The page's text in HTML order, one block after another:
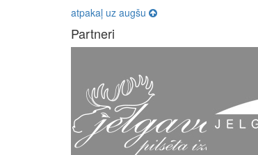
atpakaļ uz augšu
Partneri